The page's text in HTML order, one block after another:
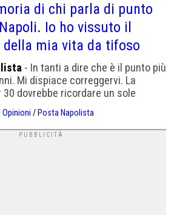
di chi parla di punto
Io ho vissuto il
mia vita da tifoso
- In tanti a dire che è il punto più
Mi dispiace correggervi. La
dovrebbe ricordare un sole
sotto la Nord dei Naples. Ricordo
verso Salerno, gli occhi umidi dei
/ Posta Napolista